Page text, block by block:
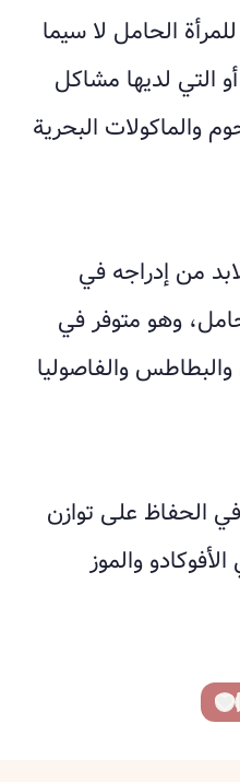
جدا للمرأة الحامل لا سيما
التي لديها مشاكل
والماكولات البحرية
من إدراجه في
وهو متوفر في
والفاصوليا
الحفاظ على توازن
والموز